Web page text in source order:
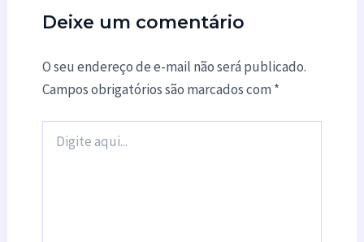
Deixe um comentário
O seu endereço de e-mail não será publicado.
Campos obrigatórios são marcados com*
aqui...